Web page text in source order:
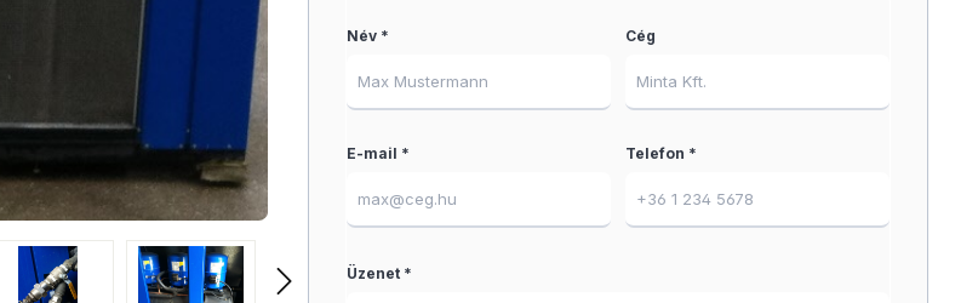
Név * Cég
E-mail * Telefon *
Üzenet *